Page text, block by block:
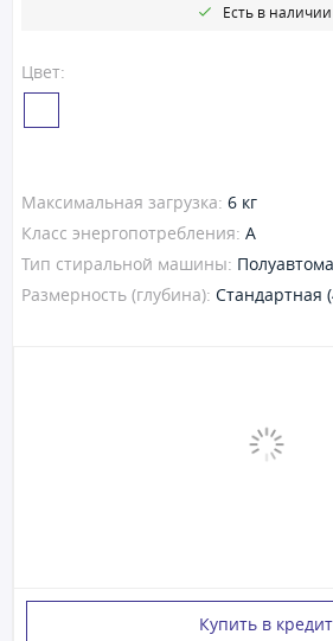
Цвет:
Есть в наличии
Максимальная загрузка: 6 кг
Класс энергопотребления: A
Тип стиральной машины:
Размерность (глубина): Стандартная
Купить в кредит